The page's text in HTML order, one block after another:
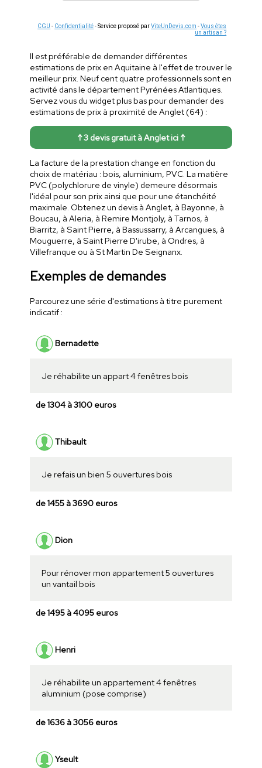
CGU - Confidentialité- Service proposé parViteUnDevis.com -Vous êtes
un artisan ?
Il est préférable de demander différentes
estimations de prix en Aquitaine à l'effet de trouver le
meilleur prix. Neuf cent quatre professionnels sont en
activité dans le département Pyrénées Atlantiques.
Servez vous du widget plus bas pour demander des
estimations de prix à proximité de Anglet (64) :
↑ 3 devis gratuit à Anglet ici ↑
La facture de la prestation change en fonction du
choix de matériau : bois, aluminium, PVC. La matière
PVC (polychlorure de vinyle) demeure désormais
l'idéal pour son prix ainsi que pour une étanchéité
maximale. Obtenez un devis à Anglet, à Bayonne, à
Boucau, à Aleria, à Remire Montjoly, à Tarnos, à
Biarritz, à Saint Pierre, à Bassussarry, à Arcangues, à
Mouguerre, à Saint Pierre D'irube, à Ondres, à
Villefranque ou à St Martin De Seignanx.
Exemples de demandes
Parcourez une série d'estimations à titre purement
indicatif :
Bernadette
Je réhabilite un appart 4 fenêtres bois
de 1304 à 3100 euros
Thibault
Je refais un bien 5 ouvertures bois
de 1455 à 3690 euros
Dion
Pour rénover mon appartement 5 ouvertures
un vantail bois
de 1495 à 4095 euros
Henri
Je réhabilite un appartement 4 fenêtres
aluminium (pose comprise)
de 1636 à 3056 euros
Yseult